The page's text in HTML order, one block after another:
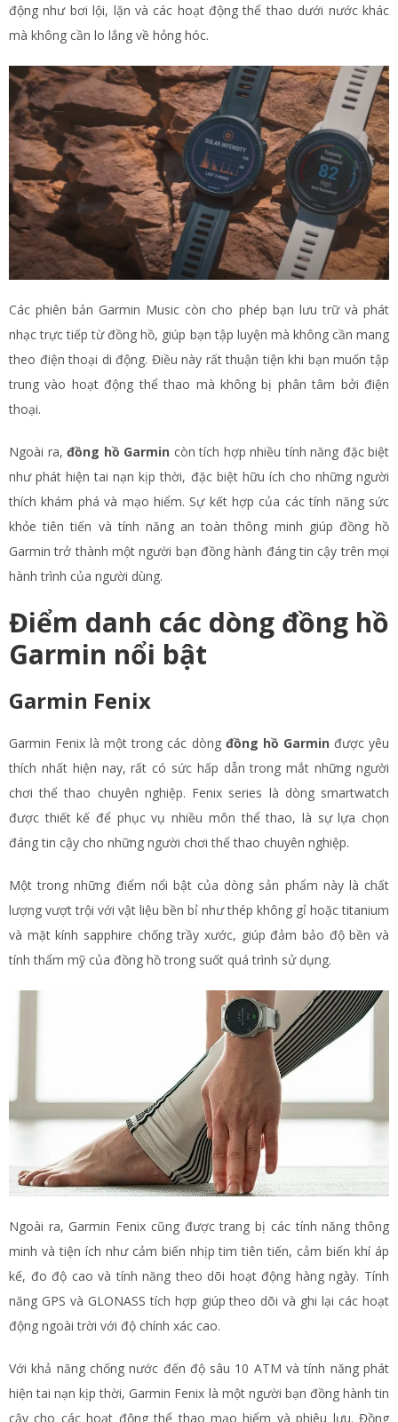
động như bơi lội, lặn và các hoạt động thể thao dưới nước khác
mà không cần lo lắng về hỏng hóc.
Các phiên bản Garmin Music còn cho phép bạn lưu trữ và phát
nhạc trực tiếp từ đồng hồ, giúp bạn tập luyện mà không cần mang
theo điện thoại di động. Điều này rất thuận tiện khi bạn muốn tập
trung vào hoạt động thể thao mà không bị phân tâm bởi điện
thoại.
Ngoài ra, đồng hồ Garmin còn tích hợp nhiều tính năng đặc biệt
như phát hiện tai nạn kịp thời, đặc biệt hữu ích cho những người
thích khám phá và mạo hiểm. Sự kết hợp của các tính năng sức
khỏe tiên tiến và tính năng an toàn thông minh giúp đồng hồ
Garmin trở thành một người bạn đồng hành đáng tin cậy trên mọi
hành trình của người dùng.
Điểm danh các dòng đồng hồ
Garmin nổi bật
Garmin Fenix
Garmin Fenix là một trong các dòng đồng hồ Garmin được yêu
thích nhất hiện nay, rất có sức hấp dẫn trong mắt những người
chơi thể thao chuyên nghiệp. Fenix series là dòng smartwatch
được thiết kế để phục vụ nhiều môn thể thao, là sự lựa chọn
đáng tin cậy cho những người chơi thể thao chuyên nghiệp.
Một trong những điểm nổi bật của dòng sản phẩm này là chất
lượng vượt trội với vật liệu bền bỉ như thép không gỉ hoặc titanium
và mặt kính sapphire chống trầy xước, giúp đảm bảo độ bền và
tính thẩm mỹ của đồng hồ trong suốt quá trình sử dụng.
Ngoài ra, Garmin Fenix cũng được trang bị các tính năng thông
minh và tiện ích như cảm biến nhịp tim tiên tiến, cảm biến khí áp
kế, đo độ cao và tính năng theo dõi hoạt động hàng ngày. Tính
năng GPS và GLONASS tích hợp giúp theo dõi và ghi lại các hoạt
động ngoài trời với độ chính xác cao.
Với khả năng chống nước đến độ sâu 10 ATM và tính năng phát
hiện tai nạn kịp thời, Garmin Fenix là một người bạn đồng hành tin
cậy cho các hoạt động thể thao mạo hiểm và phiêu lưu. Đồng